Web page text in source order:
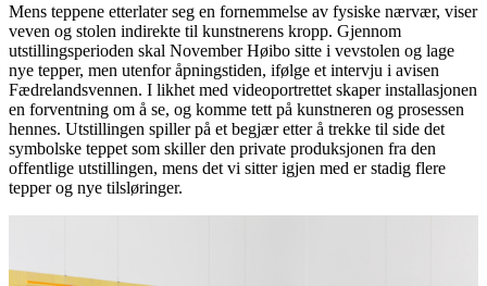
Mens teppene etterlater seg en fornemmelse av fysiske nærvær, viser
veven og stolen indirekte til kunstnerens kropp. Gjennom
utstillingsperioden skal November Høibo sitte i vevstolen og lage
nye tepper, men utenfor åpningstiden, ifølge et intervju i avisen
Fædrelandsvennen. I likhet med videoportrettet skaper installasjonen
en forventning om å se, og komme tett på kunstneren og prosessen
hennes. Utstillingen spiller på et begjær etter å trekke til side det
symbolske teppet som skiller den private produksjonen fra den
offentlige utstillingen, mens det vi sitter igjen med er stadig flere
tepper og nye tilsløringer.